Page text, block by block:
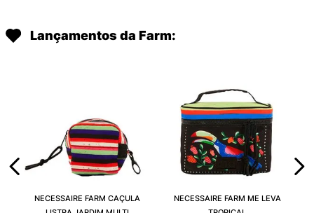
Lançamentos da Farm:
NECESSAIRE FARM CAÇULA
NECESSAIRE FARM ME LEVA